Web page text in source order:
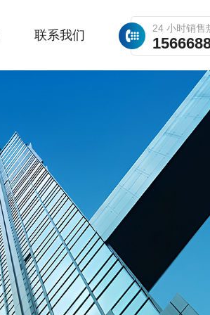
24 小时销售
联系我们